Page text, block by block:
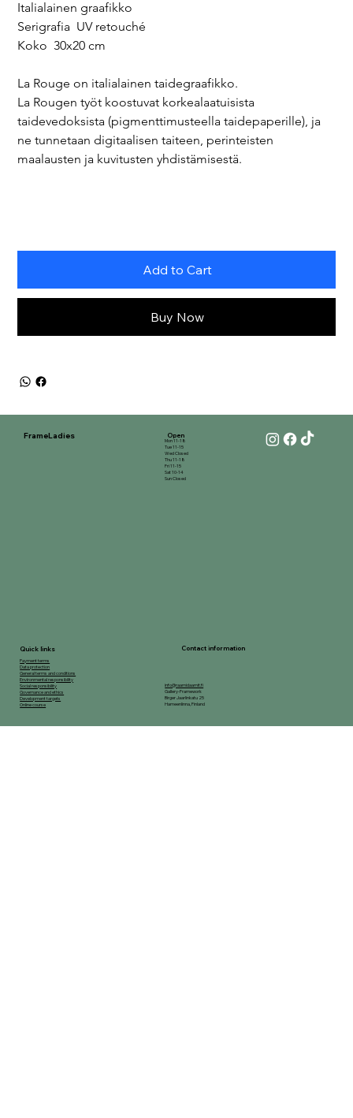
Italialainen graafikko
Serigrafia  UV retouché
Koko  30x20 cm
La Rouge on italialainen taidegraafikko.
La Rougen työt koostuvat korkealaatuisista
taidevedoksista (pigmenttimusteella taidepaperille), ja
ne tunnetaan digitaalisen taiteen, perinteisten
maalausten ja kuvitusten yhdistämisestä.
Add to Cart
Buy Now
FrameLadies
Payment terms
Data protection
General terms and conditions
Environmental responsibility
Social responsibility
Governance and ethics
Development targets
Online course
Quick links Contact information
info@raamidaamit.fi
Gallery-Framework
Birger Jaarlinkatu 25
Hameenlinna, Finland
Mon 11-18
Tue 11-15
Wed Closed
Thu 11-18
Fri 11-15
Sat 10-14
Sun Closed
Open